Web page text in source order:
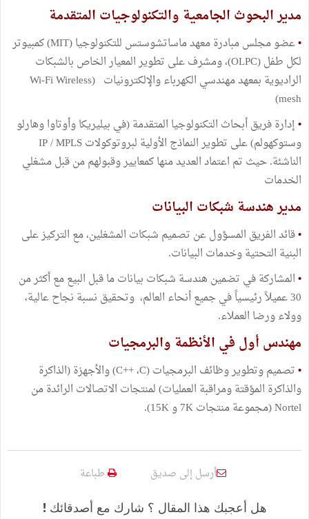
مدير البحوث الجامعية والتكنولوجيات المتقدمة
•
عضو مجلس مبادرة معهد ماساتشوستس للتكنولوجيا (MIT) كمبيوتر
لكل طفل (OLPC)، ومشرف على تطوير المعيار الخاص بالشبكات
الراديوية بمعهد مهندسي الكهرباء والإلكترونيات (Wi-Fi Wireless
mesh)
•إدارة فريق أبحاث التكنولوجيا المتقدمة (في بيليريكا وأوتاوا وهارلو
وستوكهولم) على تطوير النماذج الأولية لبروتوكولات IP / MPLS
الناشئة. حيث تم اعتماد العديد منها كمعايير وقبولهم من قبل مشغلي
الخدمات
مدير هندسة شبكات البيانات
•قائد الفريق المسؤول عن تصميم شبكات المشغلين، مع التركيز على
البنية التحتية وخدمات البيانات.
•المشاركة في تضمين هندسة شبكات بيانات ما قبل البيع مع أكثر من
30 عميلاً رئيسياً في جميع أنحاء العالم، وتحقيق نسبة نجاح عالية،
وولاء ورضا العملاء.
مهندس أول في الأنظمة والبرمجيات
•
تصميم وتطوير وظائف البرمجيات (C++ ،C) والأجهزة (الذاكرة
والذاكرة المؤقتة ومراقبة العمليات) لمنتجات الاتصالات الرائدة من
Nortel (مجموعة منتجات 7K و 15K).
أرسل إلى صديق طباعة
هل أعجبك هذا المقال ؟ شارك مع أصدقائك !